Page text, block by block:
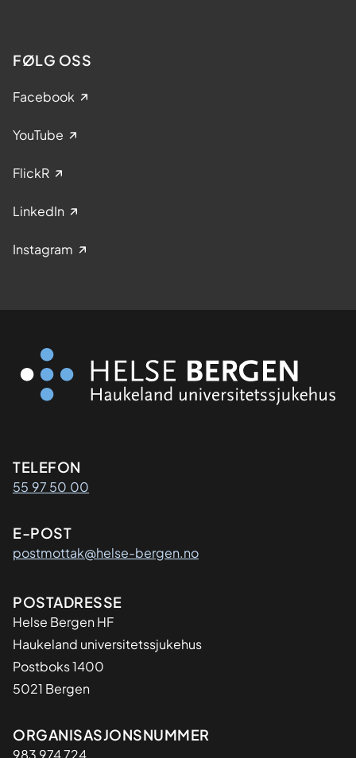
FØLG OSS
Facebook
YouTube
FlickR
LinkedIn
Instagram
Kontaktinformasjon
TELEFON
55 97 50 00
E-POST
postmottak@helse-bergen.no
Adresse
POSTADRESSE
Helse Bergen HF
Haukeland universitetssjukehus
Postboks 1400
5021 Bergen
Organisasjon
ORGANISASJONSNUMMER
983 974 724